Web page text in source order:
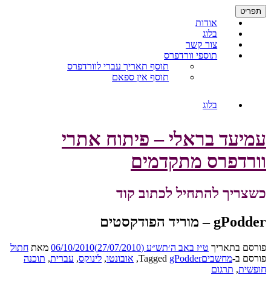
דילוג
לתוכן
תפריט
אודות
בלוג
צור קשר
תוספי וורדפרס
תוסף תאריך עברי לוורדפרס
תוסף אין ספאם
בלוג
עמיעד בראלי – פיתוח אתרי
וורדפרס מתקדמים
כשצריך להתחיל לכתוב קוד
gPodder – מוריד הפודקסטים
פורסם בתאריך ט״ז באב ה׳תש״ע (27/07/2010) 06/10/2010 מאת חתול
פורסם ב-מחשבים Tagged gPodder
, אובונטו, לינוקס, עברית, תוכנה
חופשית, תרגום